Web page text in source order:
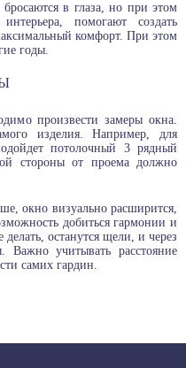
в глаза, но при этом
помогают создать
комфорт. При этом
годы.
произвести замеры окна.
изделия. Например, для
потолочный 3 рядный
стороны от проема должно
окно визуально расширится,
добиться гармонии и
останутся щели, и через
Важно учитывать расстояние
самих гардин.